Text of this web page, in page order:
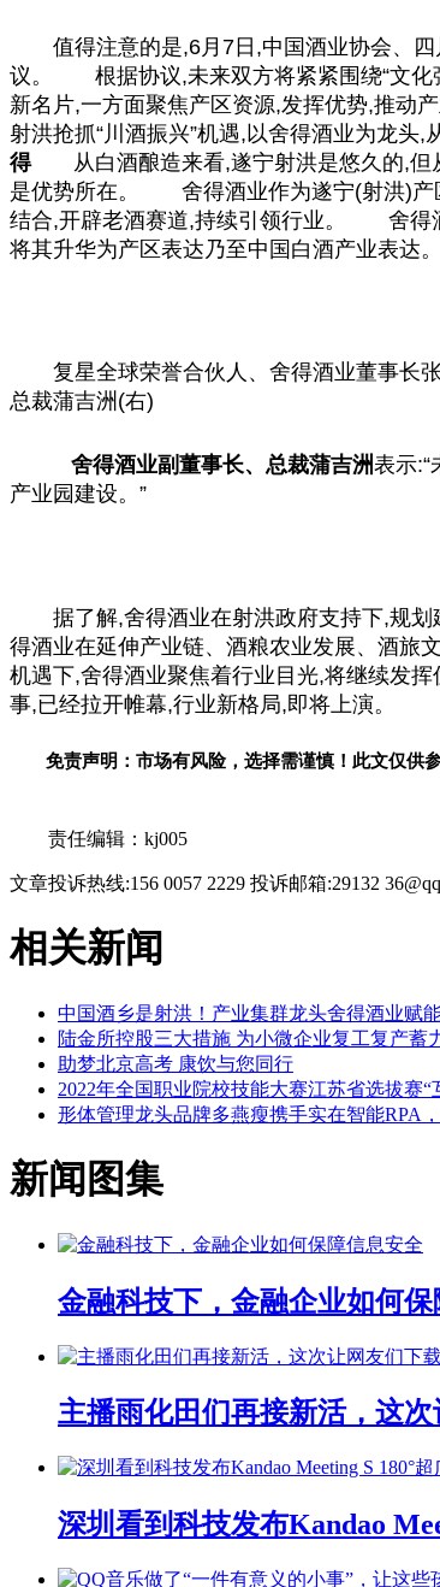
值得注意的是,6月7日,中国酒业协会、四
议。 根据协议,未来双方将紧紧围绕“文化
新名片,一方面聚焦产区资源,发挥优势,推动
射洪抢抓“川酒振兴”机遇,以舍得酒业为龙头
得从白酒酿造来看,遂宁射洪是悠久的,
是优势所在。 舍得酒业作为遂宁(射洪)产
结合,开辟老酒赛道,持续引领行业。 舍得
将其升华为产区表达乃至中国 白酒产业表达。
复星全球荣誉合伙人、舍得酒业董事长
总裁蒲吉洲(右)
舍得酒业副董事长、 总裁蒲吉洲表示
产业园建设。”
据了解,舍得酒业在射洪政府支持下,规
得酒业在延伸产业链、酒粮农业发展、酒
机遇下,舍得酒业聚焦着行业目光,将继续发
事,已经拉开帷幕,行业新格局,即将上演。
免责声明：市场有风险，选择需谨慎！此文仅供
责任编辑：kj005
文章投诉热线:156 0057 2229 投诉邮箱:29132
相关新闻
中国酒乡是射洪！产业集群龙头舍得酒业赋
陆金所控股三大措施 为小微企业复工复产蓄
助梦北京高考 康饮与您同行
2022年全国职业院校技能大赛江苏省选拔赛
形体管理龙头品牌多燕瘦携手实在智能RPA
新闻图集
金融科技下，金融企业如何
主播雨化田们再接新活，这
深圳看到科技发布Kandao